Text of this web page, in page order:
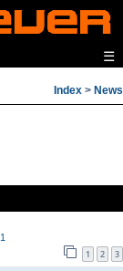
☰
Index > News
1 2 3